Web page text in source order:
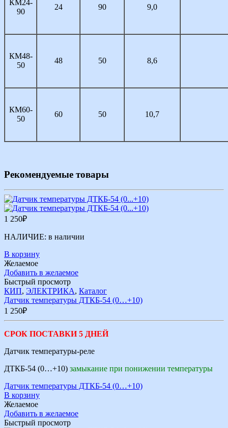
КМ24-
90
24 90 9,0
КМ48-
50
48 50 8,6
КМ60-
50
60 50 10,7
Рекомендуемые товары
1 250₽
НАЛИЧИЕ: в наличии
В корзину
Желаемое
Добавить в желаемое
Быстрый просмотр
КИП, ЭЛЕКТРИКА, Каталог
Датчик температуры ДТКБ-54 (0…+10)
1 250₽
СРОК ПОСТАВКИ 5 ДНЕЙ
Датчик температуры-реле
ДТКБ-54 (0…+10) замыкание при понижении температуры
Датчик температуры ДТКБ-54 (0…+10)
В корзину
Желаемое
Добавить в желаемое
Быстрый просмотр